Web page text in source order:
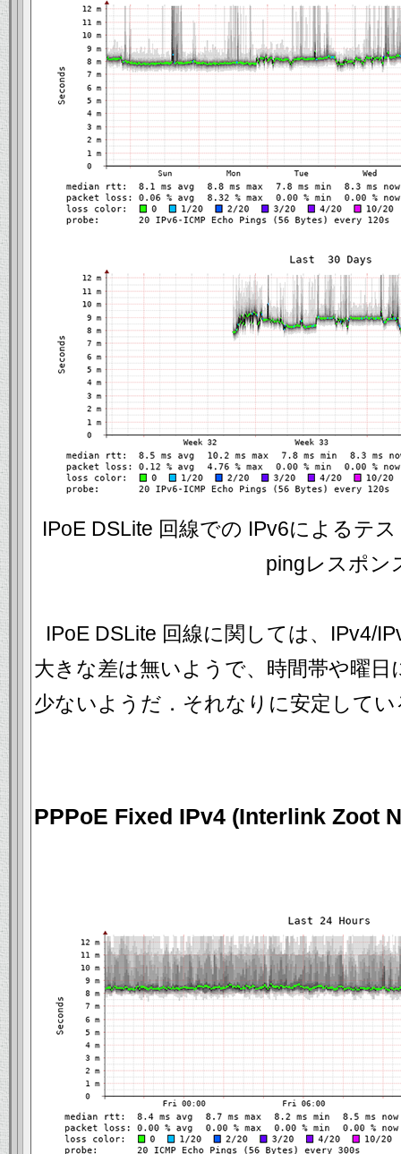
IPoE DSLite 回線での IPv6によるテ
pingレスポン
IPoE DSLite 回線に関しては、IPv4/
大きな差は無いようで、時間帯や曜
少ないようだ．それなりに安定して
PPPoE Fixed IPv4 (Interlink Zoot